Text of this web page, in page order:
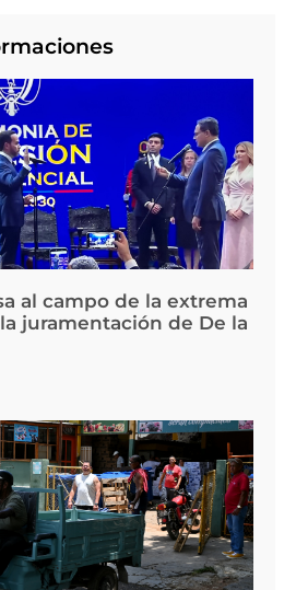
al campo de la extrema
juramentación de De la